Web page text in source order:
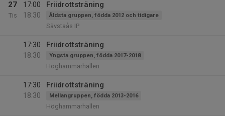
27
Tis
17:00
18:30
Friidrottsträning
Äldsta gruppen, födda 2012 och tidigare
Sävstaås IP
17:30
18:30
Friidrottsträning
Yngsta gruppen, födda 2017-2018
Höghammarhallen
17:30
18:30
Friidrottsträning
Mellangruppen, födda 2013-2016
Höghammarhallen